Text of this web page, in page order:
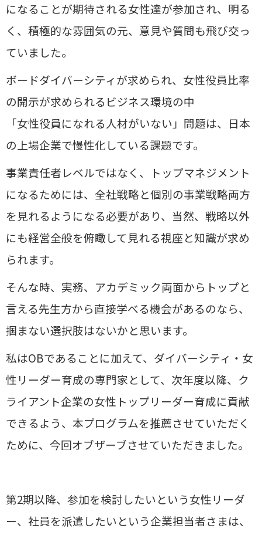
になることが期待される女性達が参加され、明る
く、積極的な雰囲気の元、意見や質問も飛び交っ
ていました。
ボードダイバーシティが求められ、女性役員比率
の開示が求められるビジネス環境の中
「女性役員になれる人材がいない」問題は、日本
の上場企業で慢性化している課題です。
事業責任者レベルではなく、トップマネジメント
になるためには、全社戦略と個別の事業戦略両方
を見れるようになる必要があり、当然、戦略以外
にも経営全般を俯瞰して見れる視座と知識が求め
られます。
そんな時、実務、アカデミック両面からトップと
言える先生方から直接学べる機会があるのなら、
掴まない選択肢はないかと思います。
私はOBであることに加えて、ダイバーシティ・女
性リーダー育成の専門家として、次年度以降、ク
ライアント企業の女性トップリーダー育成に貢献
できるよう、本プログラムを推薦させていただく
ために、今回オブザーブさせていただきました。
第2期以降、参加を検討したいという女性リーダ
ー、社員を派遣したいという企業担当者さまは、